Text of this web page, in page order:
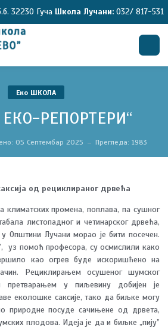
32230 Гуча Школа Лучани: 032/ 817-531
РЕПОРТЕРИ“
Еко ШКОЛА
05 Септембар 2025 Прегледа: 1983
од рециклираног дрвећа
климатских промена, поплава, па сушног
листопадног и четинарског дрвећа,
Општини Лучани морао је бити посечен.
уз помоћ професора, су осмислили како
као огрев буде искоришћено на
Рециклирањем осушеног шумског
претварањем у пиљевину добијен је
еколошке саксије, тако да биљке могу
природне посуде сачињене од дрвета,
плодова. Идеја је да и биљке „пију”